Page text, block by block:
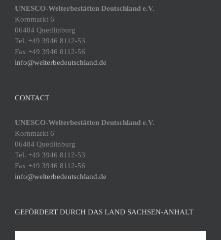
UNESCO-Welterbestätten Deutschland e.V.
Kornmarkt 6
06484 Quedlinburg
Tel. +49 3946 8112-53
Fax +49 3946 8112-56
info@welterbedeutschland.de
CONTACT
UNESCO-Welterbestätten Deutschland e.V.
Kornmarkt 6
06484 Quedlinburg
Tel. +49 3946 8112-53
Fax +49 3946 8112-56
info@welterbedeutschland.de
GEFÖRDERT DURCH DAS LAND SACHSEN-ANHALT